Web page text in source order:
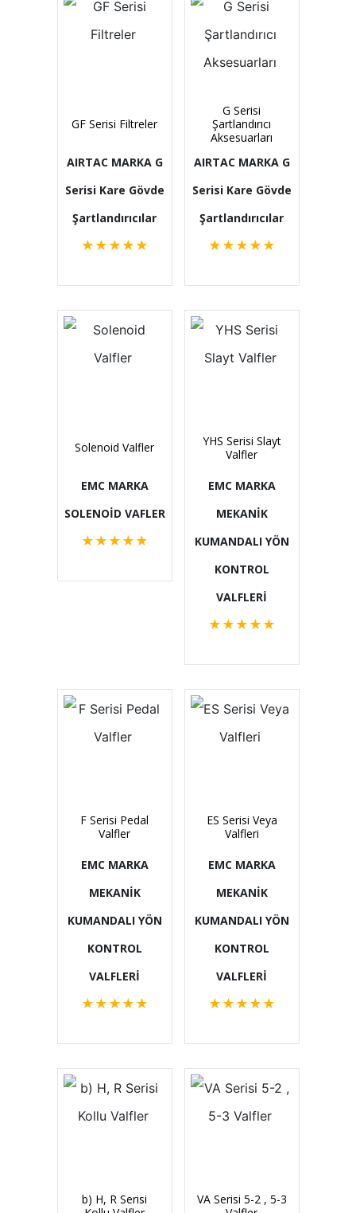
GF Serisi Filtreler
AIRTAC MARKA G
Serisi Kare Gövde
Şartlandırıcılar
★ ★ ★ ★ ★
G Serisi
Şartlandırıcı
Aksesuarları
AIRTAC MARKA G
Serisi Kare Gövde
Şartlandırıcılar
★ ★ ★ ★ ★
Solenoid Valfler
EMC MARKA
SOLENOİD VAFLER
★ ★ ★ ★ ★
YHS Serisi Slayt
Valfler
EMC MARKA
MEKANİK
KUMANDALI YÖN
KONTROL
VALFLERİ
★ ★ ★ ★ ★
F Serisi Pedal
Valfler
EMC MARKA
MEKANİK
KUMANDALI YÖN
KONTROL
VALFLERİ
★ ★ ★ ★ ★
ES Serisi Veya
Valfleri
EMC MARKA
MEKANİK
KUMANDALI YÖN
KONTROL
VALFLERİ
★ ★ ★ ★ ★
b) H, R Serisi
VA Serisi 5-2 , 5-3